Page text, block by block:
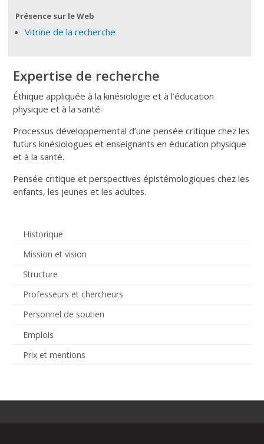
Historique
Mission et vision
Structure
Professeurs et chercheurs
Personnel de soutien
Emplois
Prix et mentions
Présence sur le Web
Vitrine de la recherche
Expertise de recherche
Éthique appliquée à la kinésiologie et à l’éducation
physique et à la santé.
Processus développemental d’une pensée critique chez les
futurs kinésiologues et enseignants en éducation physique
et à la santé.
Pensée critique et perspectives épistémologiques chez les
enfants, les jeunes et les adultes.